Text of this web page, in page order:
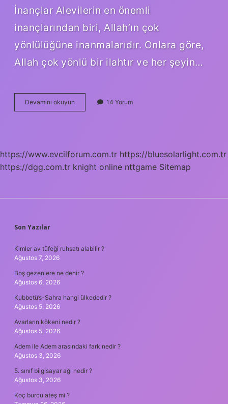
İnançlar Alevilerin en önemli
inançlarından biri, Allah’ın çok
yönlülüğüne inanmalarıdır. Onlara göre,
Allah çok yönlü bir ilahtır ve her şeyin…
Devamını okuyun
nedir
14 Yorum
https://www.evcilforum.com.tr https://bluesolarlight.com.tr
https://dgg.com.tr knight online nttgame Sitemap
SIDEBAR
Son Yazılar
Kimler av tüfeği ruhsatı alabilir ?
Ağustos 7, 2026
Boş gezenlere ne denir ?
Ağustos 6, 2026
Kubbetü’s-Sahra hangi ülkededir ?
Ağustos 5, 2026
Avarların kökeni nedir ?
Ağustos 5, 2026
Adem ile Adem arasındaki fark nedir ?
Ağustos 3, 2026
5. sınıf bilgisayar ağı nedir ?
Ağustos 3, 2026
Koç burcu ateş mi ?